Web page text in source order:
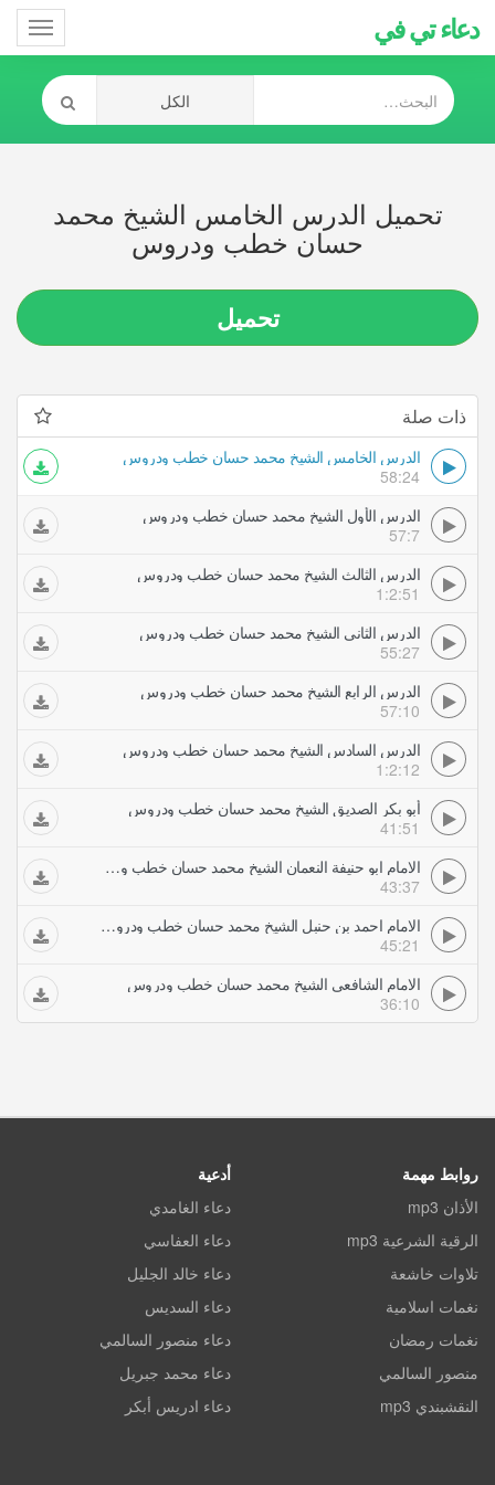
دعاء تي في
تحميل الدرس الخامس الشيخ محمد
حسان خطب ودروس
تحميل
ذات صلة
الدرس الخامس الشيخ محمد حسان خطب ودروس
58:24
الدرس الأول الشيخ محمد حسان خطب ودروس
57:7
الدرس الثالث الشيخ محمد حسان خطب ودروس
1:2:51
الدرس الثانى الشيخ محمد حسان خطب ودروس
55:27
الدرس الرابع الشيخ محمد حسان خطب ودروس
57:10
الدرس السادس الشيخ محمد حسان خطب ودروس
1:2:12
أبو بكر الصديق الشيخ محمد حسان خطب ودروس
41:51
الامام ابو حنيفة النعمان الشيخ محمد حسان خطب ودروس
43:37
الامام احمد بن حنبل الشيخ محمد حسان خطب ودروس
45:21
الامام الشافعى الشيخ محمد حسان خطب ودروس
36:10
روابط مهمة
الأذان mp3
الرقية الشرعية mp3
تلاوات خاشعة
نغمات اسلامية
نغمات رمضان
منصور السالمي
النقشبندي mp3
أدعية
دعاء الغامدي
دعاء العفاسي
دعاء خالد الجليل
دعاء السديس
دعاء منصور السالمي
دعاء محمد جبريل
دعاء ادريس أبكر